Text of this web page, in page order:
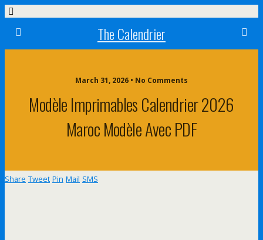
The Calendrier
March 31, 2026 • No Comments
Modèle Imprimables Calendrier 2026
Maroc Modèle Avec PDF
Share Tweet Pin Mail SMS